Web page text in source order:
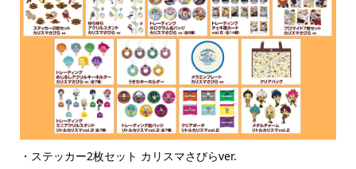
・ステッカー2枚セット カリスマさびらver.